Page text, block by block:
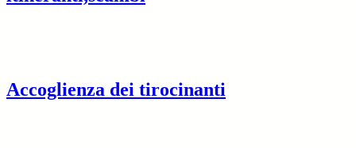
Accoglienza dei tirocinanti